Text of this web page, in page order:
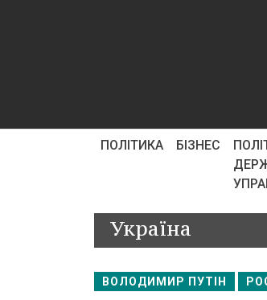
ПОЛІТИКА БІЗНЕС
Україна
ВОЛОДИМИР ПУТІН